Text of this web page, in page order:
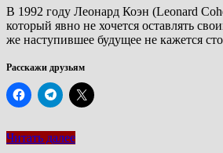
В 1992 году Леонард Коэн (Leonard
который явно не хочется оставлять
же наступившее будущее не кажется
Расскажи друзьям
Читать далее